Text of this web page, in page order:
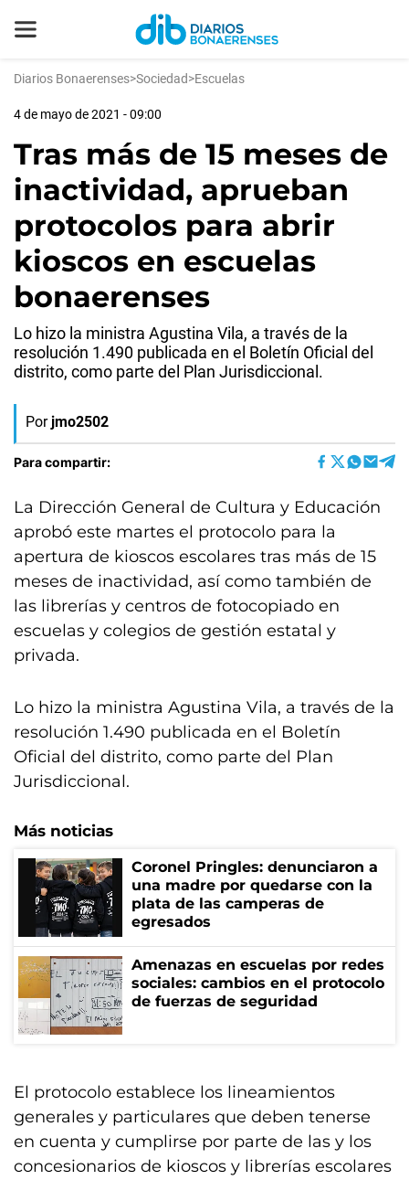
Diarios Bonaerenses>Sociedad>Escuelas
4 de mayo de 2021 - 09:00
Tras más de 15 meses de
inactividad, aprueban
protocolos para abrir
kioscos en escuelas
bonaerenses
Lo hizo la ministra Agustina Vila, a través de la
resolución 1.490 publicada en el Boletín Oficial del
distrito, como parte del Plan Jurisdiccional.
Por jmo2502
Para compartir:
La Dirección General de Cultura y Educación
aprobó este martes el protocolo para la
apertura de kioscos escolares tras más de 15
meses de inactividad, así como también de
las librerías y centros de fotocopiado en
escuelas y colegios de gestión estatal y
privada.
Lo hizo la ministra Agustina Vila, a través de la
resolución 1.490 publicada en el Boletín
Oficial del distrito, como parte del Plan
Jurisdiccional.
Más noticias
Coronel Pringles: denunciaron a
una madre por quedarse con la
plata de las camperas de
egresados
Amenazas en escuelas por redes
sociales: cambios en el protocolo
de fuerzas de seguridad
El protocolo establece los lineamientos
generales y particulares que deben tenerse
en cuenta y cumplirse por parte de las y los
concesionarios de kioscos y librerías escolares